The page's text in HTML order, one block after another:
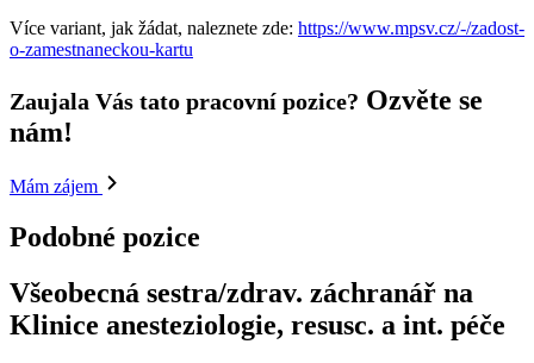
Více variant, jak žádat, naleznete zde: https://www.mpsv.cz/-/zadost-
o-zamestnaneckou-kartu
Zaujala Vás tato pracovní pozice? Ozvěte se
nám!
Mám zájem
Podobné pozice
Všeobecná sestra/zdrav. záchranář na
Klinice anesteziologie, resusc. a int. péče